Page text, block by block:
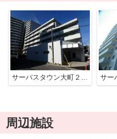
サーパスタウン大町２番館
周辺施設